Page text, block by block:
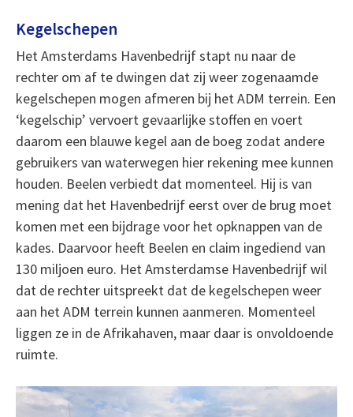
Kegelschepen
Het Amsterdams Havenbedrijf stapt nu naar de
rechter om af te dwingen dat zij weer zogenaamde
kegelschepen mogen afmeren bij het ADM terrein. Een
‘kegelschip’ vervoert gevaarlijke stoffen en voert
daarom een blauwe kegel aan de boeg zodat andere
gebruikers van waterwegen hier rekening mee kunnen
houden. Beelen verbiedt dat momenteel. Hij is van
mening dat het Havenbedrijf eerst over de brug moet
komen met een bijdrage voor het opknappen van de
kades. Daarvoor heeft Beelen en claim ingediend van
130 miljoen euro. Het Amsterdamse Havenbedrijf wil
dat de rechter uitspreekt dat de kegelschepen weer
aan het ADM terrein kunnen aanmeren. Momenteel
liggen ze in de Afrikahaven, maar daar is onvoldoende
ruimte.